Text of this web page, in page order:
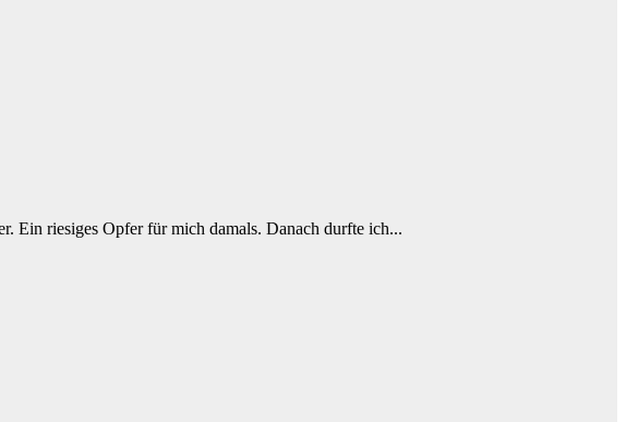
Ein riesiges Opfer für mich damals. Danach durfte ich...